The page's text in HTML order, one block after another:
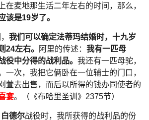
在麦地那生活二年左右的时间，那么，
该是19岁了。
我们可以确定法蒂玛结婚时，十九岁
24左右。 阿里的传述： 我有一匹母
役中分得的战利品。 我还有一匹母驼，
一次，我把它俩卧在一位辅士的门口，
萱去出售，而后以所得的钱办同使者的
宴。（《布哈里圣训》 2375节）
白德尔战役时，我所获得的战利品的份